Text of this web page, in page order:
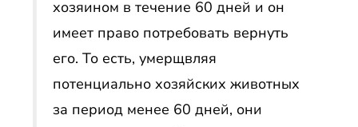
хозяином в течение 60 дней и он
имеет право потребовать вернуть
его. То есть, умерщвляя
потенциально хозяйских животных
за период менее 60 дней, они